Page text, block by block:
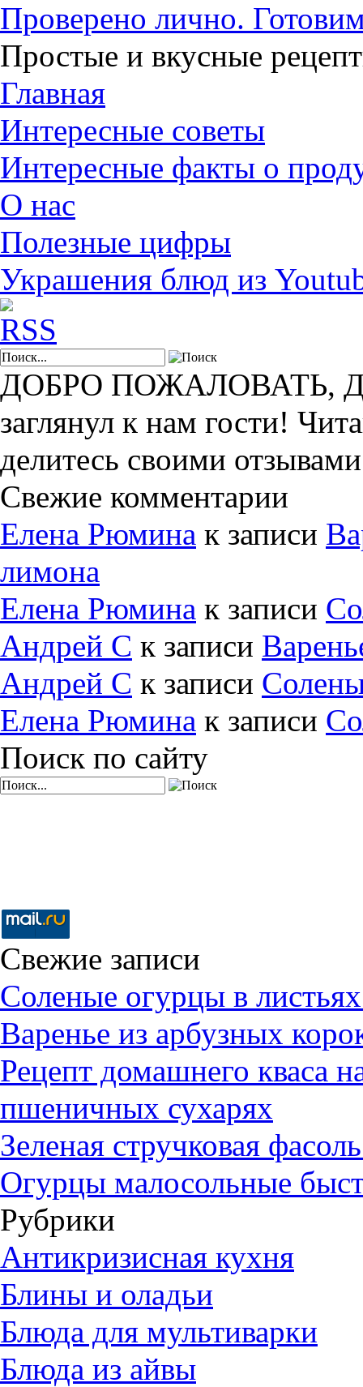
Проверено лично.
Простые и вкусные
Главная
Интересные советы
Интересные факты о
О нас
Полезные цифры
Украшения блюд из
ДОБРО ПОЖАЛОВАТЬ,
заглянул к нам гости!
делитесь своими
Свежие комментарии
Елена Рюмина к записи
лимона
Елена Рюмина к записи
Андрей С к записи
Андрей С к записи
Елена Рюмина к записи
Поиск по сайту
Свежие записи
Соленые огурцы в
Варенье из арбузных
Рецепт домашнего кваса
пшеничных сухарях
Зеленая стручковая
Огурцы малосольные
Рубрики
Антикризисная кухня
Блины и оладьи
Блюда для мультиварки
Блюда из айвы